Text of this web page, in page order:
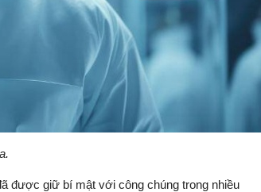
được giữ bí mật với công chúng trong nhiều